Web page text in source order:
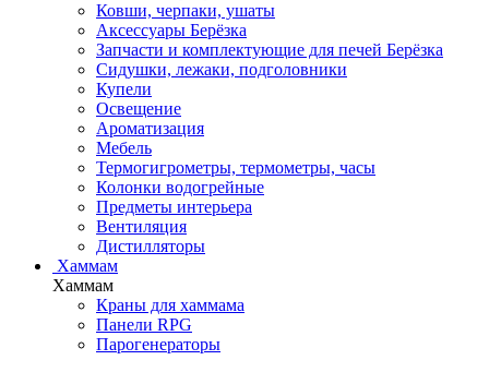
Ковши, черпаки, ушаты
Аксессуары Берёзка
Запчасти и комплектующие для печей Берёзка
Сидушки, лежаки, подголовники
Купели
Освещение
Ароматизация
Мебель
Термогигрометры, термометры, часы
Колонки водогрейные
Предметы интерьера
Вентиляция
Дистилляторы
Хаммам
Хаммам
Краны для хаммама
Панели RPG
Парогенераторы